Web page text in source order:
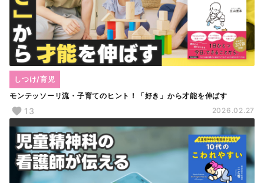
モンテッソーリ流・子育てのヒント！「好き」から才能を伸ばす
しつけ/育児
13 2026.02.27